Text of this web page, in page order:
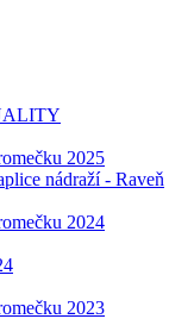
2025
nádraží - Raveň
2024
2023